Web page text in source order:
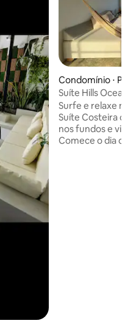
Condomínio ⋅
Suíte Hills Ocean
Surfe e relaxe
Suíte Costeira
nos fundos e
Comece o dia